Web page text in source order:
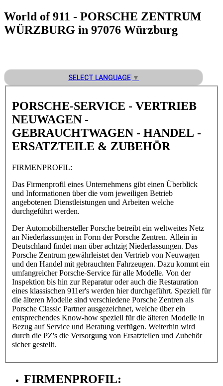
World of 911 - PORSCHE ZENTRUM
WÜRZBURG in 97076 Würzburg
SELECT LANGUAGE ▼
PORSCHE-SERVICE - VERTRIEB
NEUWAGEN -
GEBRAUCHTWAGEN - HANDEL -
ERSATZTEILE & ZUBEHÖR
FIRMENPROFIL:
Das Firmenprofil eines Unternehmens gibt einen Überblick
und Informationen über die vom jeweiligen Betrieb
angebotenen Dienstleistungen und Arbeiten welche
durchgeführt werden.
Der Automobilhersteller Porsche betreibt ein weltweites Netz
an Niederlassungen in Form der Porsche Zentren. Allein in
Deutschland findet man über achtzig Niederlassungen. Das
Porsche Zentrum gewährleistet den Vertrieb von Neuwagen
und den Handel mit gebrauchten Fahrzeugen. Dazu kommt ein
umfangreicher Porsche-Service für alle Modelle. Von der
Inspektion bis hin zur Reparatur oder auch die Restauration
eines klassischen 911er's werden hier durchgeführt. Speziell für
die älteren Modelle sind verschiedene Porsche Zentren als
Porsche Classic Partner ausgezeichnet, welche über ein
entsprechendes Know-how speziell für die älteren Modelle in
Bezug auf Service und Beratung verfügen. Weiterhin wird
durch die PZ's die Versorgung von Ersatzteilen und Zubehör
sicher gestellt.
FIRMENPROFIL: